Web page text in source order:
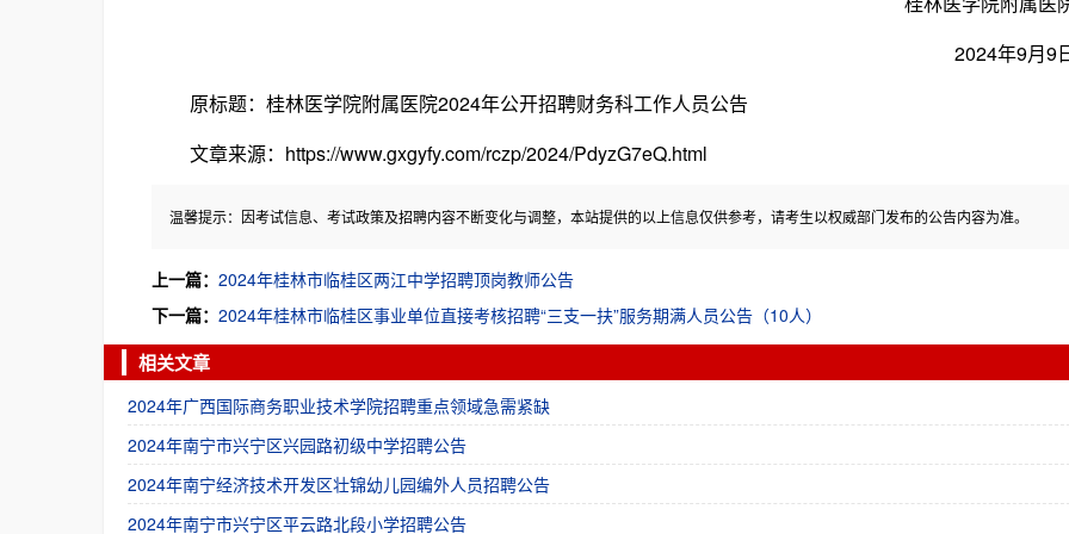
2024年9月9
原标题：桂林医学院附属医院2024年公开招聘财务科工作人员公告
文章来源：https://www.gxgyfy.com/rczp/2024/PdyzG7eQ.html
温馨提示：因考试信息、考试政策及招聘内容不断变化与调整，本站提供的以上信息仅供参考，请考生以权威部门发布的公告内容为准。
上一篇： 2024年桂林市临桂区两江中学招聘顶岗教师公告
下一篇： 2024年桂林市临桂区事业单位直接考核招聘“三支一扶”服务期满人员公告（10人）
相关文章
2024年广西国际商务职业技术学院招聘重点领域急需紧缺
2024年南宁市兴宁区兴园路初级中学招聘公告
2024年南宁经济技术开发区壮锦幼儿园编外人员招聘公告
2024年南宁市兴宁区平云路北段小学招聘公告